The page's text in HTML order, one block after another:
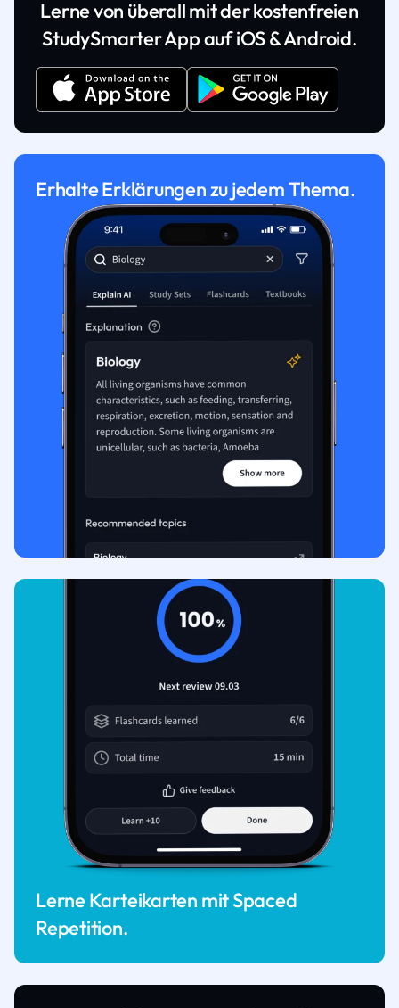
Lerne von überall mit der kostenfreien
StudySmarter App auf iOS & Android.
Erhalte Erklärungen zu jedem Thema.
Lerne Karteikarten mit Spaced
Repetition.